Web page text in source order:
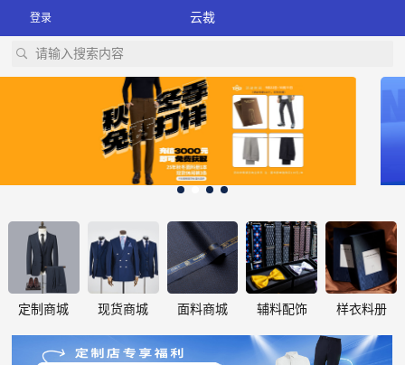
登录 云裁
请输入搜索内容
定制商城 现货商城 面料商城 辅料配饰 样衣料册